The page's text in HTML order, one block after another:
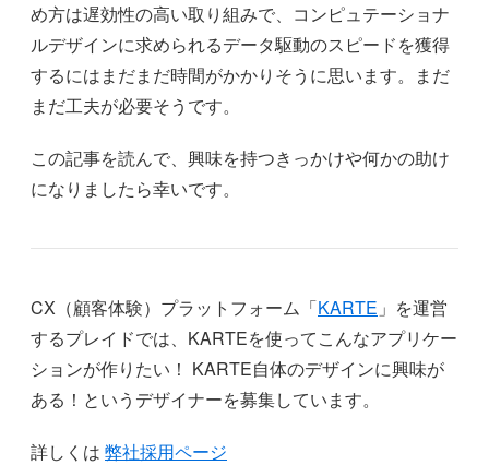
め方は遅効性の高い取り組みで、コンピュテーショナ
ルデザインに求められるデータ駆動のスピードを獲得
するにはまだまだ時間がかかりそうに思います。まだ
まだ工夫が必要そうです。
この記事を読んで、興味を持つきっかけや何かの助け
になりましたら幸いです。
CX（顧客体験）プラットフォーム「KARTE 」を運営
するプレイドでは、KARTEを使ってこんなアプリケー
ションが作りたい！ KARTE自体のデザインに興味が
ある！というデザイナーを募集しています。
詳しくは 弊社採用ページ